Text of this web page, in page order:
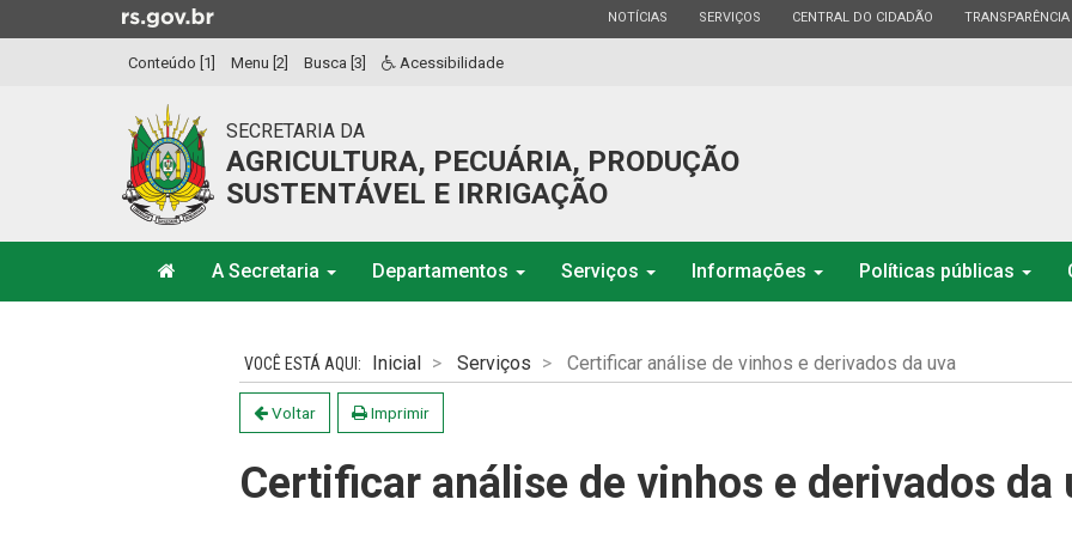
para
Ir
a
ESTADO
NOTÍCIAS ESTADO
SERVIÇOS ESTADO
CENTRAL DO CIDADÃO ESTADO
TRANSPARÊNCIA
Conteúdo [1] Menu [2] Busca [3] Acessibilidade
SECRETARIA DA
AGRICULTURA, PECUÁRIA, PRODUÇÃO
SUSTENTÁVEL E IRRIGAÇÃO
A Secretaria Departamentos Serviços Informações Políticas públicas
Inicial Serviços Certificar análise de vinhos e derivados da uva
Voltar Imprimir
Certificar análise de vinhos e derivados da